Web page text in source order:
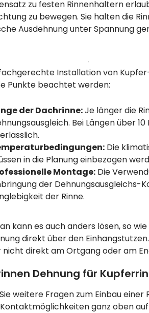
zu festen Rinnenhaltern
zu bewegen. Sie halten die
Ausdehnung unter Spannung
Installation von
Punkte beachtet werden:
der Dachrinne:Je länger die
Bei Längen über
Die
in die Planung einbezogen
Montage:Die
der Dehnungsausgleichs-
der Rinne.
kann es auch anders lösen, so
direkt über den
nicht direkt am Ortgang oder am
Dehnung für
weitere Fragen zum Einbau einer
ganz oben